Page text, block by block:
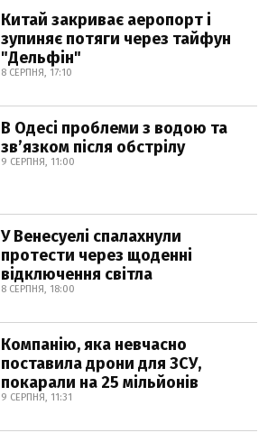
Китай закриває аеропорт і
зупиняє потяги через тайфун
"Дельфін"
8 СЕРПНЯ, 17:10
В Одесі проблеми з водою та
звʼязком після обстрілу
9 СЕРПНЯ, 11:00
У Венесуелі спалахнули
протести через щоденні
відключення світла
8 СЕРПНЯ, 18:00
Компанію, яка невчасно
поставила дрони для ЗСУ,
покарали на 25 мільйонів
9 СЕРПНЯ, 11:31